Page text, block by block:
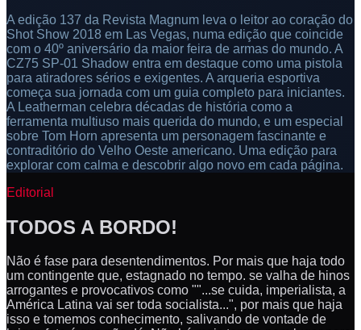
A edição 137 da Revista Magnum leva o leitor ao coração do
Shot Show 2018 em Las Vegas, numa edição que coincide
com o 40º aniversário da maior feira de armas do mundo. A
CZ75 SP-01 Shadow entra em destaque como uma pistola
para atiradores sérios e exigentes. A arqueria esportiva
começa sua jornada com um guia completo para iniciantes.
A Leatherman celebra décadas de história como a
ferramenta multiuso mais querida do mundo, e um especial
sobre Tom Horn apresenta um personagem fascinante e
contraditório do Velho Oeste americano. Uma edição para
explorar com calma e descobrir algo novo em cada página.
Editorial
TODOS A BORDO!
Não é fase para desentendimentos. Por mais que haja todo
um contingente que, estagnado no tempo. se valha de hinos
arrogantes e provocativos como ""...se cuida, imperialista, a
América Latina vai ser toda socialista...", por mais que haja
isso e tomemos conhecimento, salivando de vontade de